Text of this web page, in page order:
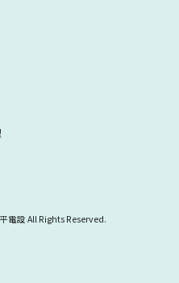
電設 All Rights Reserved.